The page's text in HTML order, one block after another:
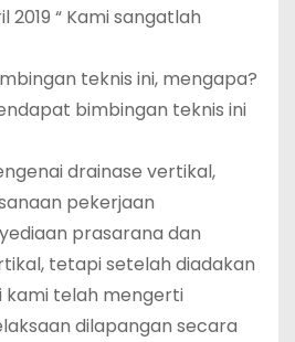
2019 “ Kami sangatlah
teknis ini, mengapa?
bimbingan teknis ini
drainase vertikal,
pekerjaan
prasarana dan
tetapi setelah diadakan
kami telah mengerti
dilapangan secara